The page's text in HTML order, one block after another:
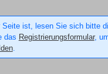
Seite ist, lesen Sie sich bitte
das Registrierungsformular,
.